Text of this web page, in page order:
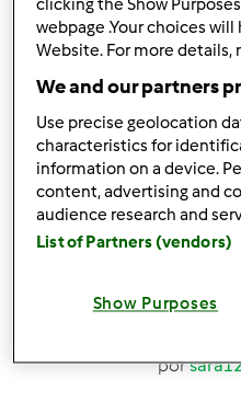
Tarte
com
(baixo
e sem
porGast
0 3 Médio
doce
por
clicking the Show
webpage .Your choices
Website. For more details,
We and our partners
Use precise geolocation
characteristics for
information on a device.
content, advertising and
audience research and
List of Partners (vendors)
Show Purposes